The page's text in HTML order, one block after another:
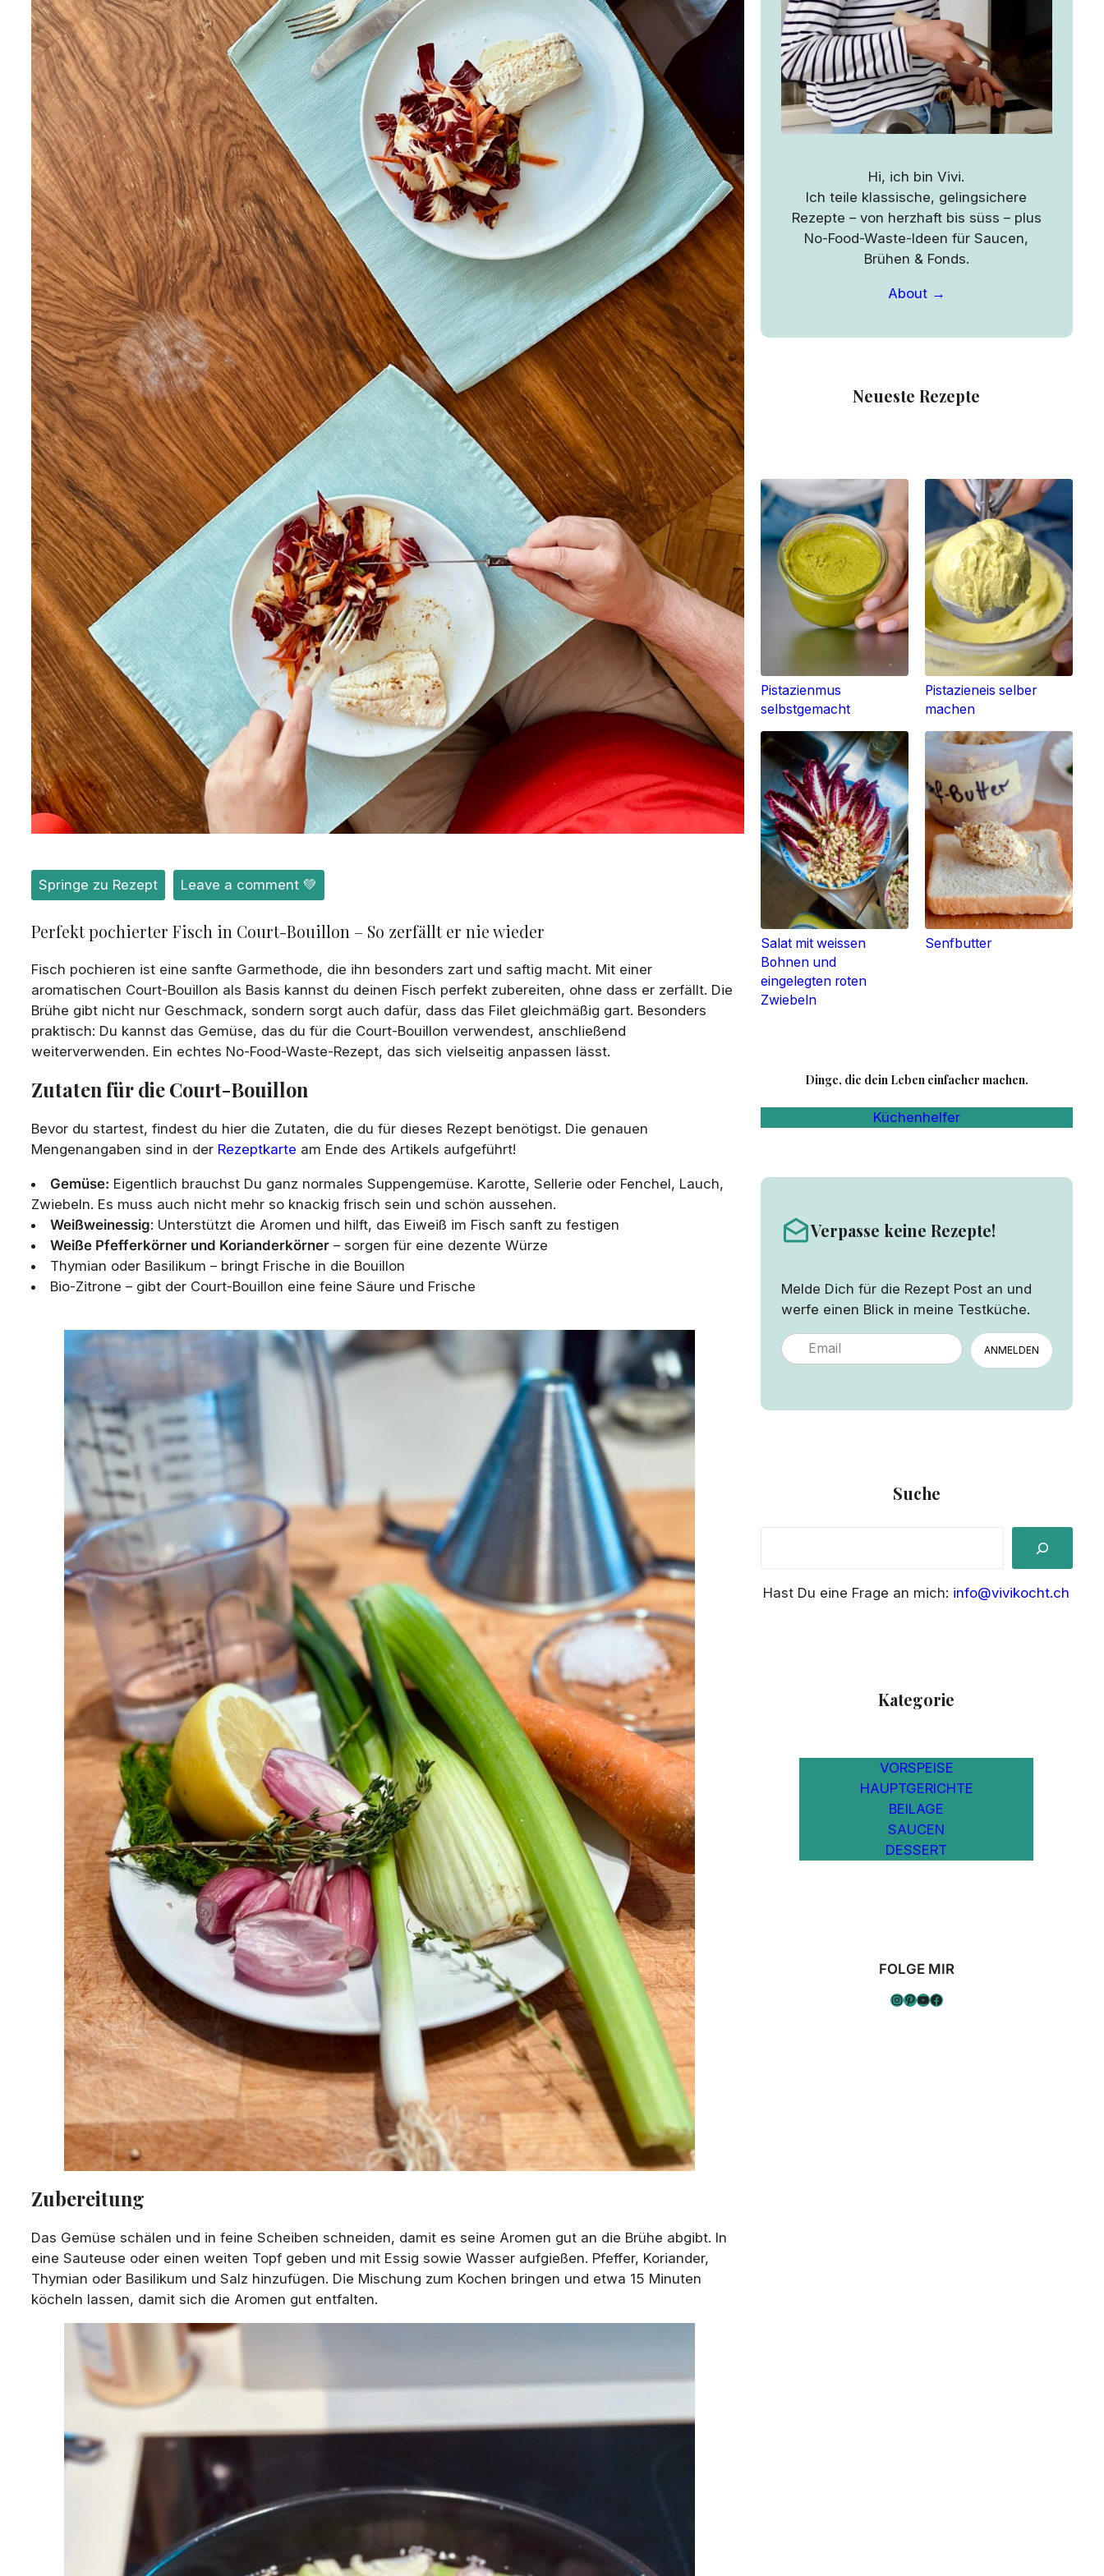
Springe zu Rezept Leave a comment 💚
Perfekt pochierter Fisch in Court-Bouillon – So zerfällt er nie wieder
Fisch pochieren ist eine sanfte Garmethode, die ihn besonders zart und saftig macht. Mit einer
aromatischen Court-Bouillon als Basis kannst du deinen Fisch perfekt zubereiten, ohne dass er zerfällt. Die
Brühe gibt nicht nur Geschmack, sondern sorgt auch dafür, dass das Filet gleichmäßig gart. Besonders
praktisch: Du kannst das Gemüse, das du für die Court-Bouillon verwendest, anschließend
weiterverwenden. Ein echtes No-Food-Waste-Rezept, das sich vielseitig anpassen lässt.
Zutaten für die Court-Bouillon
Bevor du startest, findest du hier die Zutaten, die du für dieses Rezept benötigst. Die genauen
Mengenangaben sind in der Rezeptkarte am Ende des Artikels aufgeführt!
Gemüse: Eigentlich brauchst Du ganz normales Suppengemüse. Karotte, Sellerie oder Fenchel, Lauch,
Zwiebeln. Es muss auch nicht mehr so knackig frisch sein und schön aussehen.
Weißweinessig: Unterstützt die Aromen und hilft, das Eiweiß im Fisch sanft zu festigen
Weiße Pfefferkörner und Korianderkörner– sorgen für eine dezente Würze
Thymian oder Basilikum – bringt Frische in die Bouillon
Bio-Zitrone – gibt der Court-Bouillon eine feine Säure und Frische
Zubereitung
Das Gemüse schälen und in feine Scheiben schneiden, damit es seine Aromen gut an die Brühe abgibt. In
eine Sauteuse oder einen weiten Topf geben und mit Essig sowie Wasser aufgießen. Pfeffer, Koriander,
Thymian oder Basilikum und Salz hinzufügen. Die Mischung zum Kochen bringen und etwa 15 Minuten
köcheln lassen, damit sich die Aromen gut entfalten.
Hi, ich bin Vivi.
Ich teile klassische, gelingsichere
Rezepte – von herzhaft bis süss – plus
No-Food-Waste-Ideen für Saucen,
Brühen & Fonds.
About →
Neueste Rezepte
Pistazienmus
selbstgemacht
Pistazieneis selber
machen
Salat mit weissen
Bohnen und
eingelegten roten
Zwiebeln
Senfbutter
Dinge, die dein Leben einfacher machen.
Küchenhelfer
Verpasse keine Rezepte!
Melde Dich für die Rezept Post an und
werfe einen Blick in meine Testküche.
ANMELDEN
Suche
rHast Du eine Frage an mich: info@vivikocht.ch
Kategorie
VORSPEISE
HAUPTGERICHTE
BEILAGE
SAUCEN
DESSERT
FOLGE MIR
InstagramPinterest YouTube Facebook